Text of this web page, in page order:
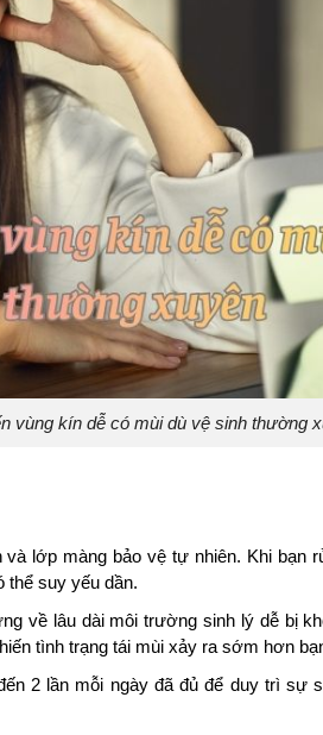
vùng kín dễ có mùi dù vệ sinh thường
lớp màng bảo vệ tự nhiên. Khi bạn
thể suy yếu dần.
về lâu dài môi trường sinh lý dễ bị
tình trạng tái mùi xảy ra sớm hơn
2 lần mỗi ngày đã đủ để duy trì